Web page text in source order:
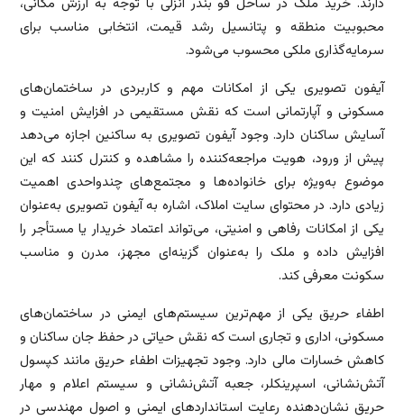
دارند. خرید ملک در ساحل قو بندر انزلی با توجه به ارزش مکانی،
محبوبیت منطقه و پتانسیل رشد قیمت، انتخابی مناسب برای
سرمایه‌گذاری ملکی محسوب می‌شود.
آیفون تصویری یکی از امکانات مهم و کاربردی در ساختمان‌های
مسکونی و آپارتمانی است که نقش مستقیمی در افزایش امنیت و
آسایش ساکنان دارد. وجود آیفون تصویری به ساکنین اجازه می‌دهد
پیش از ورود، هویت مراجعه‌کننده را مشاهده و کنترل کنند که این
موضوع به‌ویژه برای خانواده‌ها و مجتمع‌های چندواحدی اهمیت
زیادی دارد. در محتوای سایت املاک، اشاره به آیفون تصویری به‌عنوان
یکی از امکانات رفاهی و امنیتی، می‌تواند اعتماد خریدار یا مستأجر را
افزایش داده و ملک را به‌عنوان گزینه‌ای مجهز، مدرن و مناسب
سکونت معرفی کند.
اطفاء حریق یکی از مهم‌ترین سیستم‌های ایمنی در ساختمان‌های
مسکونی، اداری و تجاری است که نقش حیاتی در حفظ جان ساکنان و
کاهش خسارات مالی دارد. وجود تجهیزات اطفاء حریق مانند کپسول
آتش‌نشانی، اسپرینکلر، جعبه آتش‌نشانی و سیستم اعلام و مهار
حریق نشان‌دهنده رعایت استانداردهای ایمنی و اصول مهندسی در